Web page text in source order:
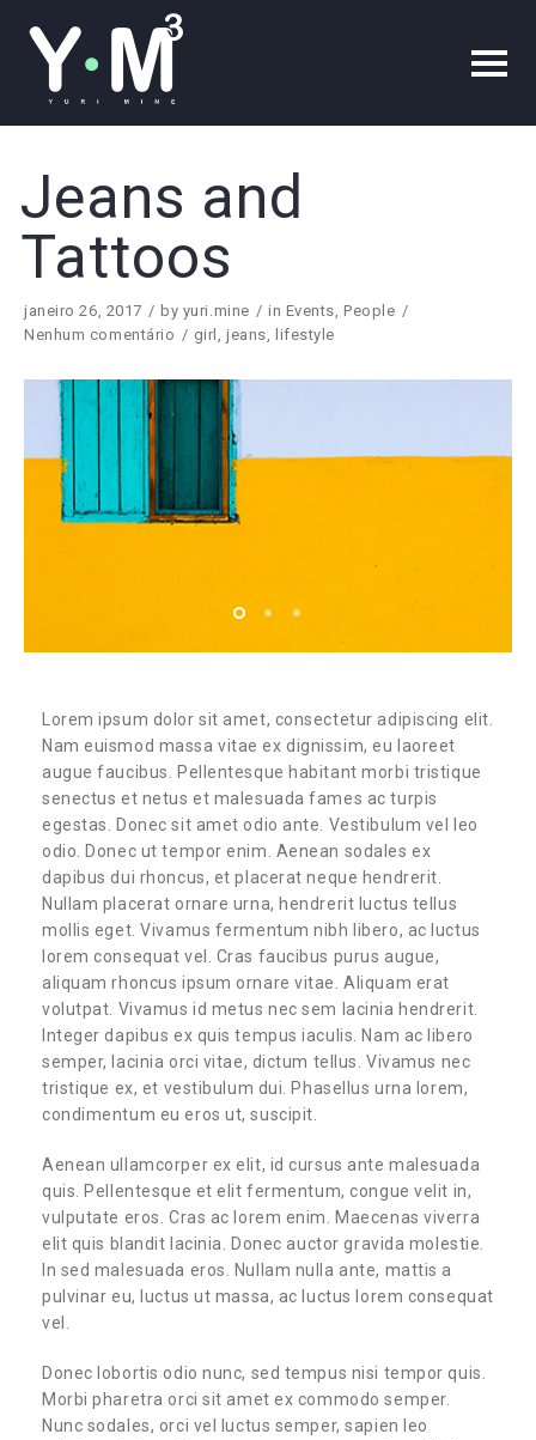
Jeans and
Tattoos
janeiro 26, 2017 by yuri.mine in Events,People
Nenhum comentário
girl ,jeans, lifestyle
Lorem ipsum dolor sit amet, consectetur adipiscing elit.
Nam euismod massa vitae ex dignissim, eu laoreet
augue faucibus. Pellentesque habitant morbi tristique
senectus et netus et malesuada fames ac turpis
egestas. Donec sit amet odio ante. Vestibulum vel leo
odio. Donec ut tempor enim. Aenean sodales ex
dapibus dui rhoncus, et placerat neque hendrerit.
Nullam placerat ornare urna, hendrerit luctus tellus
mollis eget. Vivamus fermentum nibh libero, ac luctus
lorem consequat vel. Cras faucibus purus augue,
aliquam rhoncus ipsum ornare vitae. Aliquam erat
volutpat. Vivamus id metus nec sem lacinia hendrerit.
Integer dapibus ex quis tempus iaculis. Nam ac libero
semper, lacinia orci vitae, dictum tellus. Vivamus nec
tristique ex, et vestibulum dui. Phasellus urna lorem,
condimentum eu eros ut, suscipit.
Aenean ullamcorper ex elit, id cursus ante malesuada
quis. Pellentesque et elit fermentum, congue velit in,
vulputate eros. Cras ac lorem enim. Maecenas viverra
elit quis blandit lacinia. Donec auctor gravida molestie.
In sed malesuada eros. Nullam nulla ante, mattis a
pulvinar eu, luctus ut massa, ac luctus lorem consequat
vel.
Donec lobortis odio nunc, sed tempus nisi tempor quis.
Morbi pharetra orci sit amet ex commodo semper.
Nunc sodales, orci vel luctus semper, sapien leo